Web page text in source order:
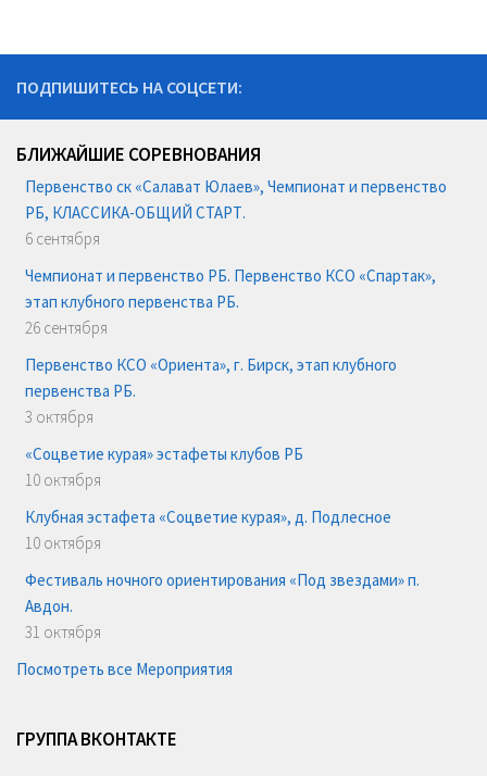
ПОДПИШИТЕСЬ НА СОЦСЕТИ:
БЛИЖАЙШИЕ СОРЕВНОВАНИЯ
Первенство ск «Салават Юлаев», Чемпионат и первенство
РБ, КЛАССИКА-ОБЩИЙ СТАРТ.
6 сентября
Чемпионат и первенство РБ. Первенство КСО «Спартак»,
этап клубного первенства РБ.
26 сентября
Первенство КСО «Ориента», г. Бирск, этап клубного
первенства РБ.
3 октября
«Соцветие курая» эстафеты клубов РБ
10 октября
Клубная эстафета «Соцветие курая», д. Подлесное
10 октября
Фестиваль ночного ориентирования «Под звездами» п.
Авдон.
31 октября
Посмотреть все Мероприятия
ГРУППА ВКОНТАКТЕ